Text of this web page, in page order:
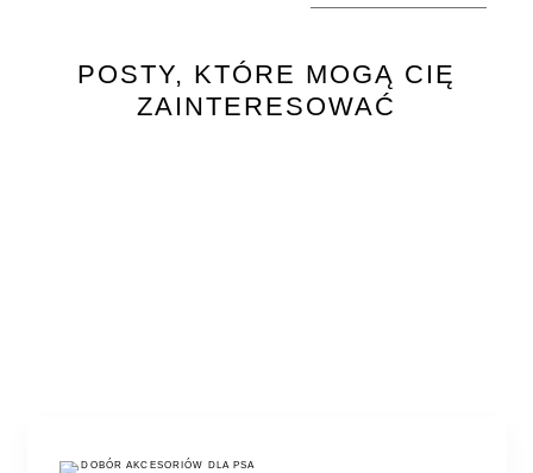
POSTY, KTÓRE MOGĄ CIĘ
ZAINTERESOWAĆ
DOBÓR AKCESORIÓW DLA PSA